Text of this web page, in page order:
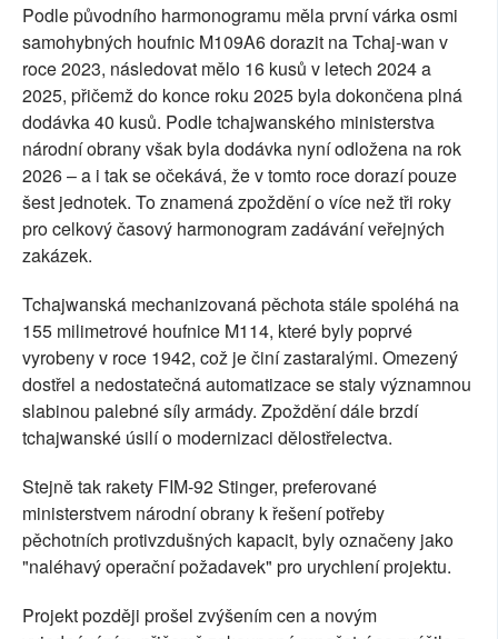
Podle původního harmonogramu měla první várka osmi
samohybných houfnic M109A6 dorazit na Tchaj-wan v
roce 2023, následovat mělo 16 kusů v letech 2024 a
2025, přičemž do konce roku 2025 byla dokončena plná
dodávka 40 kusů. Podle tchajwanského ministerstva
národní obrany však byla dodávka nyní odložena na rok
2026 – a i tak se očekává, že v tomto roce dorazí pouze
šest jednotek. To znamená zpoždění o více než tři roky
pro celkový časový harmonogram zadávání veřejných
zakázek.
Tchajwanská mechanizovaná pěchota stále spoléhá na
155 milimetrové houfnice M114, které byly poprvé
vyrobeny v roce 1942, což je činí zastaralými. Omezený
dostřel a nedostatečná automatizace se staly významnou
slabinou palebné síly armády. Zpoždění dále brzdí
tchajwanské úsilí o modernizaci dělostřelectva.
Stejně tak rakety FIM-92 Stinger, preferované
ministerstvem národní obrany k řešení potřeby
pěchotních protivzdušných kapacit, byly označeny jako
"naléhavý operační požadavek" pro urychlení projektu.
Projekt později prošel zvýšením cen a novým